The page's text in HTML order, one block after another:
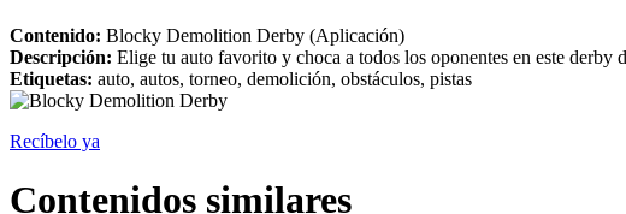
Contenido: Blocky Demolition Derby (Aplicación)
Descripción: Elige tu auto favorito y choca a todos los oponentes en este derby
Etiquetas: auto, autos, torneo, demolición, obstáculos, pistas
Recíbelo ya
Contenidos similares